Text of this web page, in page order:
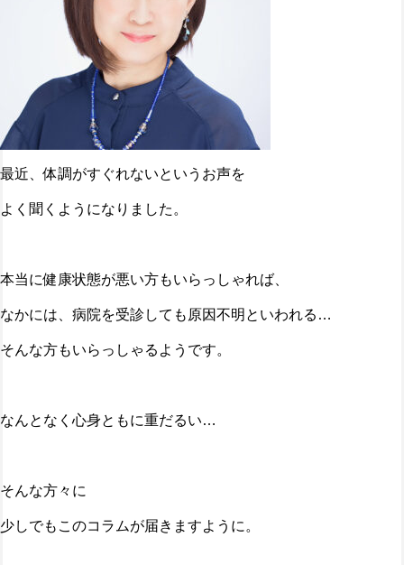
最近、体調がすぐれないというお声を
よく聞くようになりました。
本当に健康状態が悪い方もいらっしゃれば、
なかには、病院を受診しても原因不明といわれる…
そんな方もいらっしゃるようです。
なんとなく心身ともに重だるい…
そんな方々に
少しでもこのコラムが届きますように。